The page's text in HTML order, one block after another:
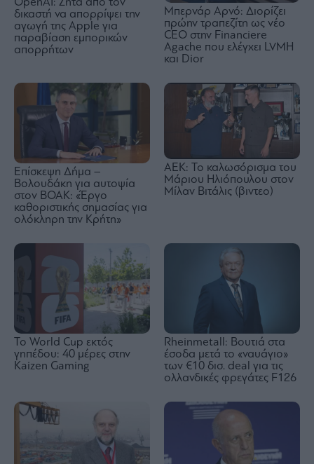
δικαστή να απορρίψει την
αγωγή της Apple για
παραβίαση εμπορικών
απορρήτων
Μπερνάρ Αρνό: Διορίζει
πρώην τραπεζίτη ως νέο
CEO στην Financiere
Agache που ελέγχει LVMH
και Dior
Επίσκεψη Δήμα –
Βολουδάκη για αυτοψία
στον ΒΟΑΚ: «Έργο
καθοριστικής σημασίας για
ολόκληρη την Κρήτη»
ΑΕΚ: Το καλωσόρισμα του
Μάριου Ηλιόπουλου στον
Μίλαν Βιτάλις (βιντεο)
Το World Cup εκτός
γηπέδου: 40 μέρες στην
Kaizen Gaming
Rheinmetall: Βουτιά στα
έσοδα μετά το «ναυάγιο»
των €10 δισ. deal για τις
ολλανδικές φρεγάτες F126